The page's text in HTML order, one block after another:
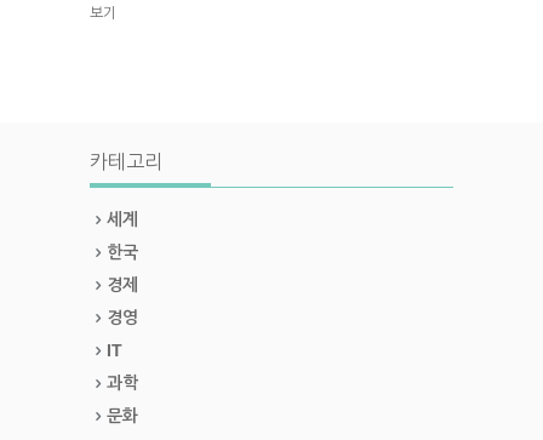
보기
카테고리
세계
한국
경제
경영
IT
과학
문화